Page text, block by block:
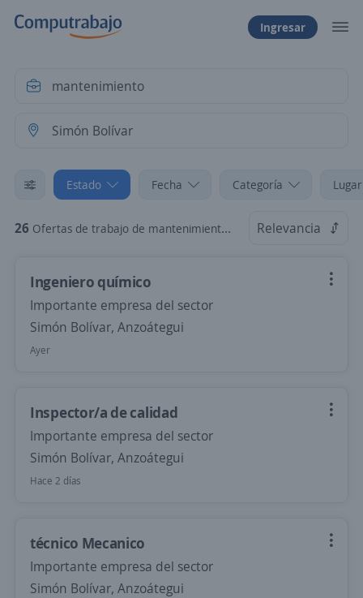
Ingresar
Estado Fecha Categoría
26 Ofertas de trabajo de mantenimiento en Simón Bolívar, Anzoátegui Relevancia
Ingeniero químico
Importante empresa del sector
Simón Bolívar, Anzoátegui
Ayer
Inspector/a de calidad
Importante empresa del sector
Simón Bolívar, Anzoátegui
Hace 2 días
técnico Mecanico
Importante empresa del sector
Simón Bolívar, Anzoátegui